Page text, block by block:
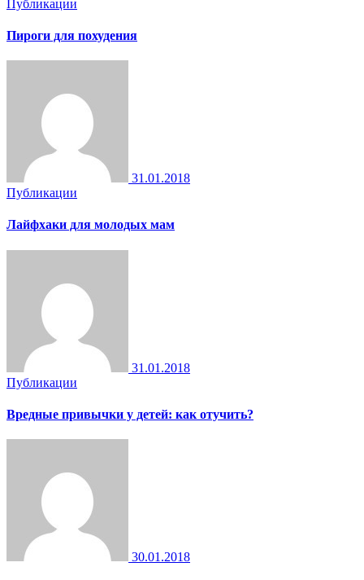
Публикации
Пироги для похудения
31.01.2018
Публикации
Лайфхаки для молодых мам
31.01.2018
Публикации
Вредные привычки у детей: как отучить?
30.01.2018